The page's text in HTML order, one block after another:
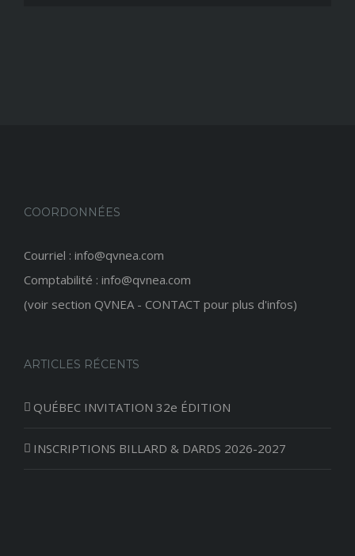
COORDONNÉES
Courriel : info@qvnea.com
Comptabilité : info@qvnea.com
(voir section QVNEA - CONTACT pour plus d'infos)
ARTICLES RÉCENTS
QUÉBEC INVITATION 32e ÉDITION
INSCRIPTIONS BILLARD & DARDS 2026-2027